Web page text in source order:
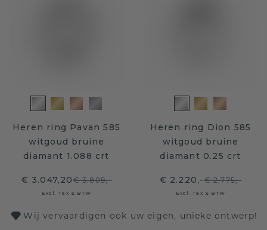
Heren ring Pavan 585
witgoud bruine
diamant 1.088 crt
€ 3.047,20€ 3.809,-
Excl. Tax & BTW
Heren ring Dion 585
witgoud bruine
diamant 0.25 crt
€ 2.220,-€ 2.775,-
Excl. Tax & BTW
Wij vervaardigen ook uw eigen, unieke ontwerp!